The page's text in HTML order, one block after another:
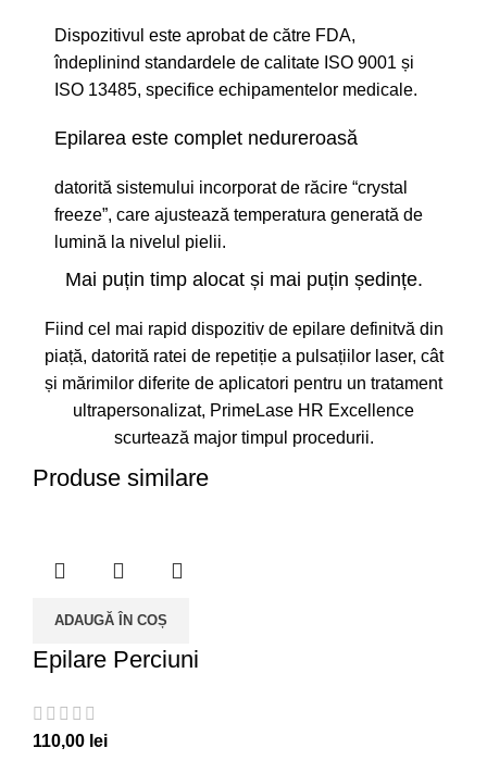
Dispozitivul este aprobat de către FDA,
îndeplinind standardele de calitate ISO 9001 și
ISO 13485, specifice echipamentelor medicale.
Epilarea este complet nedureroasă
datorită sistemului incorporat de răcire “crystal
freeze”, care ajustează temperatura generată de
lumină la nivelul pielii.
Mai puțin timp alocat și mai puțin ședințe.
Fiind cel mai rapid dispozitiv de epilare definitvă din
piață, datorită ratei de repetiție a pulsațiilor laser, cât
și mărimilor diferite de aplicatori pentru un tratament
ultrapersonalizat, PrimeLase HR Excellence
scurtează major timpul procedurii.
Produse similare
ADAUGĂ ÎN COȘ
Epilare Perciuni
110,00 lei